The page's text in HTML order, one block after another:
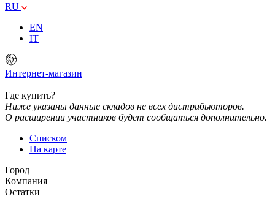
RU
EN
IT
Интернет-магазин
Где купить?
Ниже указаны данные складов не всех дистрибьюторов.
О расширении участников будет сообщаться дополнительно.
Списком
На карте
Город
Компания
Остатки